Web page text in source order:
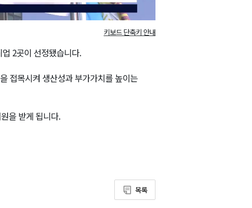
키보드 단축키 안내
2곳이 선정됐습니다.
접목시켜 생산성과 부가가치를 높이는
을 받게 됩니다.
목록